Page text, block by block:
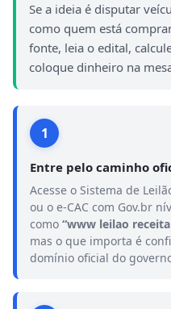
Se a ideia é disputar
como quem está
fonte, leia o edital,
coloque dinheiro na
1
Entre pelo caminho
Acesse o Sistema de
ou o e-CAC com Gov.br
como “www leilao
mas o que importa é
domínio oficial do